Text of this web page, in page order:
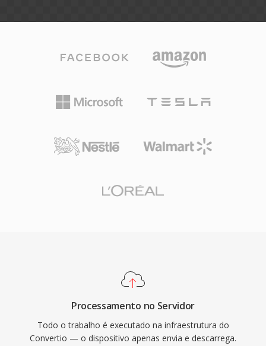
Processamento no Servidor
Todo o trabalho é executado na infraestrutura do
Convertio — o dispositivo apenas envia e descarrega.